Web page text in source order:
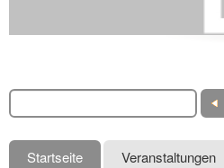
Startseite Veranstaltungen